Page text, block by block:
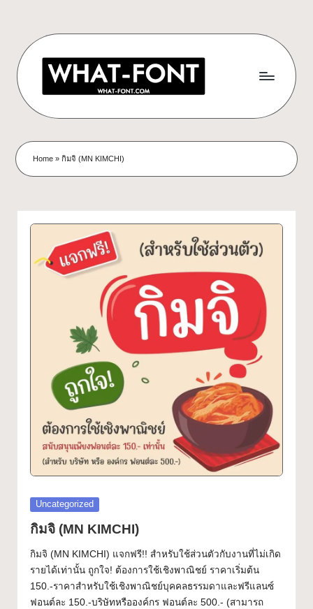
content
า
ว
โ
ห
ล
น
ต์
ฟ
รี!
ร
ว
ม
ฟ
อ
น
ฟอนต์
ฟรี!
รวม
สวยๆ
ใช้ได้
โปร
เจ
Home » กิมจิ (MN KIMCHI)
Posted
Uncategorized
กิมจิ (MN KIMCHI)
กิมจิ (MN KIMCHI) แจกฟรี!! สำหรับใช้ส่วนตัวกับงานที่ไม่เกิด
รายได้เท่านั้น ถูกใจ! ต้องการใช้เชิงพาณิชย์ ราคาเริ่มต้น
150.-ราคาสำหรับใช้เชิงพาณิชย์บุคคลธรรมดาและฟรีแลนซ์
ฟอนต์ละ 150.-บริษัทหรือองค์กร ฟอนต์ละ 500.- (สามารถ